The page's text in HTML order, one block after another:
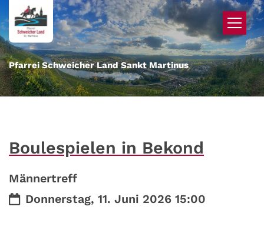
Zum Inhalt springen
Pfarrei Schweicher Land Sankt Martinus
Boulespielen in Bekond
Männertreff
Datum:
Donnerstag, 11. Juni 2026 15:00